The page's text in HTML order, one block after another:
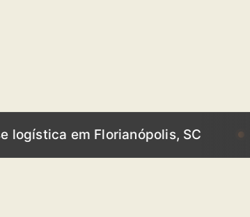
em Florianópolis, SC Base